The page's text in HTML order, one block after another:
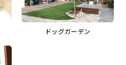
ドッグガーデン